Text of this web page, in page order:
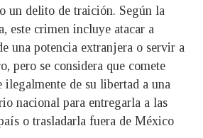
un delito de traición. Según la
este crimen incluye atacar a
una potencia extranjera o servir a
pero se considera que comete
de su libertad a una
nacional para entregarla a las
o trasladarla fuera de México